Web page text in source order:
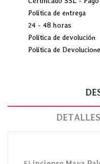
Política de entrega
24 - 48 horas
Política de devolución
Política de